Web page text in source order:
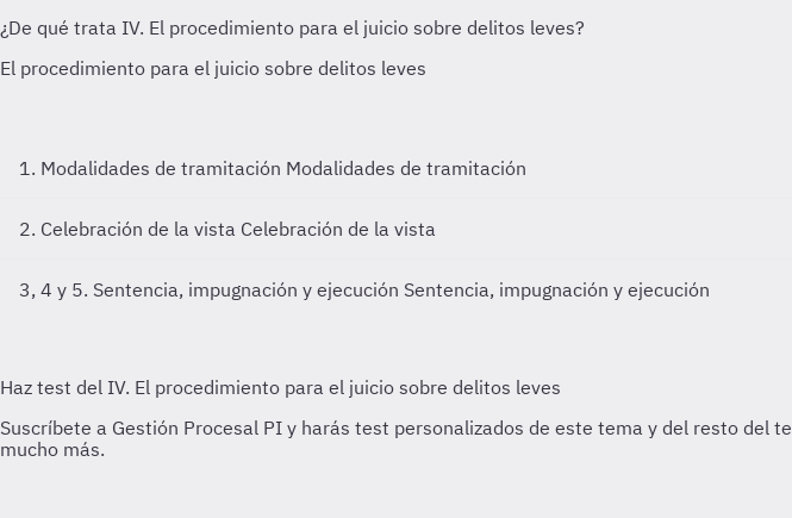
1. Modalidades de tramitación Modalidades de tramitación
2. Celebración de la vista Celebración de la vista
3, 4 y 5. Sentencia, impugnación y ejecución Sentencia, impugnación y ejecución